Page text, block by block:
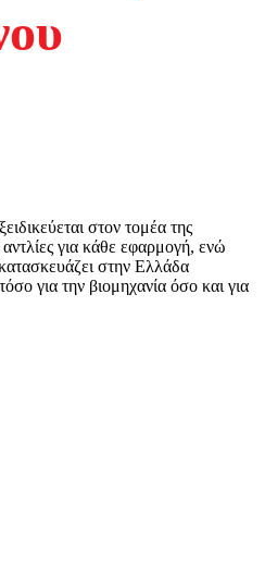
στον τομέα της
για κάθε εφαρμογή, ενώ
στην Ελλάδα
για την βιομηχανία όσο και για